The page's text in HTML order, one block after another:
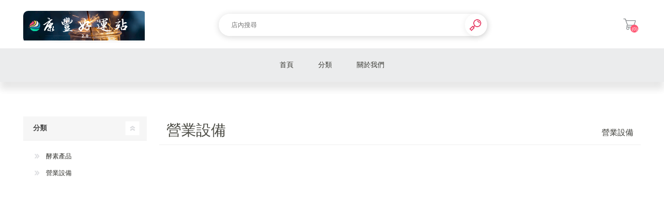
(0)
首頁 分類 關於我們
營業設備 營業設備
分類
酵素產品
營業設備